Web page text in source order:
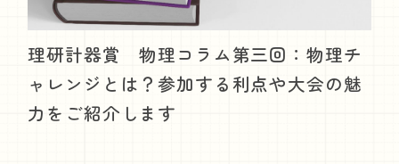
理研計器賞 物理コラム第三回：物理チ
ャレンジとは？参加する利点や大会の魅
力をご紹介します